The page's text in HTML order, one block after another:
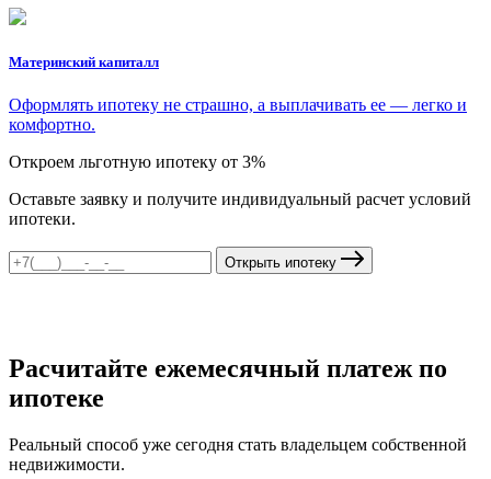
Материнский капиталл
Оформлять ипотеку не страшно, а выплачивать ее — легко и
комфортно.
Откроем льготную ипотеку от 3%
Оставьте заявку и получите индивидуальный расчет условий
ипотеки.
Открыть ипотеку
Расчитайте ежемесячный платеж по
ипотеке
Реальный способ уже сегодня стать владельцем собственной
недвижимости.